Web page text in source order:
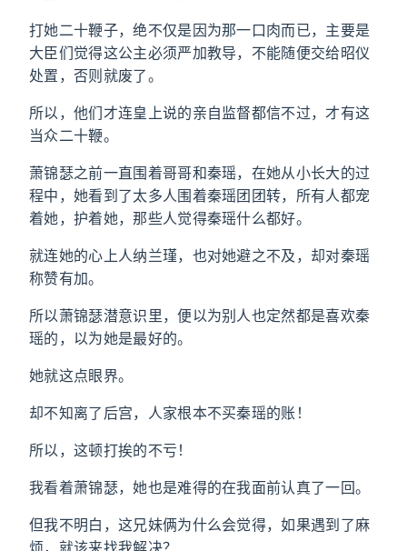
打她二十鞭子，绝不仅是因为那一口肉而已，主要是
大臣们觉得这公主必须严加教导，不能随便交给昭仪
处置，否则就废了。
所以，他们才连皇上说的亲自监督都信不过，才有这
当众二十鞭。
萧锦瑟之前一直围着哥哥和秦瑶，在她从小长大的过
程中，她看到了太多人围着秦瑶团团转，所有人都宠
着她，护着她，那些人觉得秦瑶什么都好。
就连她的心上人纳兰瑾，也对她避之不及，却对秦瑶
称赞有加。
所以萧锦瑟潜意识里，便以为别人也定然都是喜欢秦
瑶的，以为她是最好的。
她就这点眼界。
却不知离了后宫，人家根本不买秦瑶的账！
所以，这顿打挨的不亏！
我看着萧锦瑟，她也是难得的在我面前认真了一回。
但我不明白，这兄妹俩为什么会觉得，如果遇到了麻
烦，就该来找我解决？